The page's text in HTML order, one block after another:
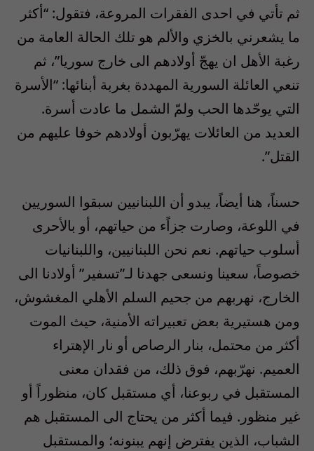
ثم تأتي في احدى الفقرات المروعة، فتقول: “أكثر
ما يشعرني بالخزي والألم هو تلك الحالة العامة من
رغبة الأهل ان يهجّ أولادهم الى خارج سوريا”، ثم
تنعي العائلة السورية المهددة بغربة أبنائها: “الأسرة
التي يوحّدها الحب ولمّ الشمل ما عادت أسرة.
العديد من العائلات يهرّبون أولادهم خوفا عليهم من
القتل”.
حسناً، هنا أيضاً، يبدو أن اللبنانيين سبقوا السوريين
في اللوعة، وصارت جزاًء من حياتهم، أو بالأحرى
أسلوب حياتهم. نعم نحن اللبنانيين، واللبنانيات
خصوصاً، سعينا ونسعى جهدنا لـ”تسفير” أولادنا الى
الخارج، نهربهم من جحيم السلم الأهلي المغشوش،
ومن هستيرية بعض تعبيراته الأمنية، حيث الموت
أكثر من محتمل، بنار الرصاص أو نار الإهتراء
العميم. نهرّبهم، فوق ذلك، من فقدان معنى
المستقبل في ربوعنا، أي مستقبل كان، منظوراً أو
غير منظور. فيما أكثر من يحتاج الى المستقبل هم
الشباب، الذين يفترض إنهم يبنونه؛ والمستقبل